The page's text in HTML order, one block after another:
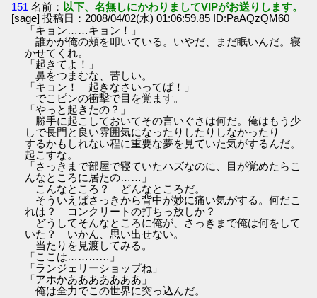
151 名前： 以下、名無しにかわりましてVIPがお送りします。
[sage] 投稿日：2008/04/02(水) 01:06:59.85 ID:PaAQzQM60
「キョン……キョン！」
誰かが俺の頬を叩いている。いやだ、まだ眠いんだ。寝
かせてくれ。
「起きてよ！」
鼻をつまむな、苦しい。
「キョン！ 起きなさいってば！」
でこピンの衝撃で目を覚ます。
「やっと起きたの？」
勝手に起こしておいてその言いぐさは何だ。俺はもう少
しで長門と良い雰囲気になったりしたりしなかったり
するかもしれない程に重要な夢を見ていた気がするんだ。
起こすな。
「さっきまで部屋で寝ていたハズなのに、目が覚めたらこ
んなところに居たの……」
こんなところ？ どんなところだ。
そういえばさっきから背中が妙に痛い気がする。何だこ
れは？ コンクリートの打ちっ放しか？
どうしてそんなところに俺が、さっきまで俺は何をして
いた？ いかん、思い出せない。
当たりを見渡してみる。
「ここは…………」
「ランジェリーショップね」
「アホかあああああああ」
俺は全力でこの世界に突っ込んだ。